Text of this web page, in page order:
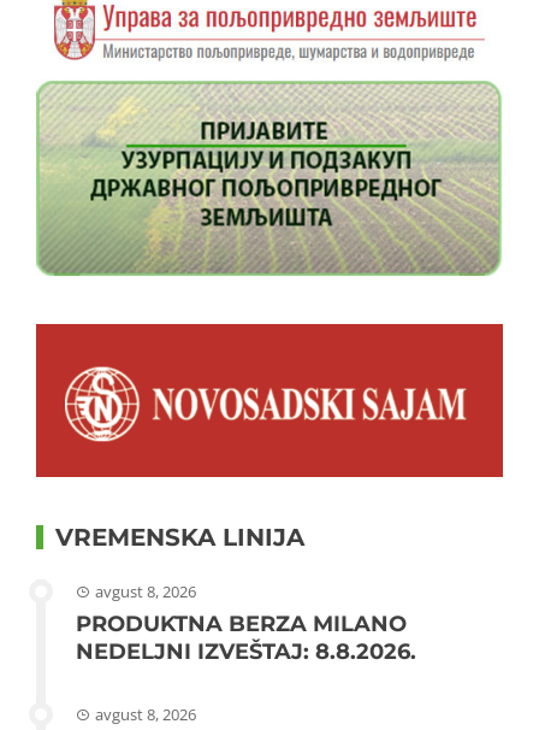
VREMENSKA LINIJA
avgust 8, 2026
PRODUKTNA BERZA MILANO
NEDELJNI IZVEŠTAJ: 8.8.2026.
avgust 8, 2026